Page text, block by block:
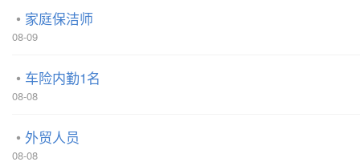
家庭保洁师
08-09
车险内勤1名
08-08
外贸人员
08-08